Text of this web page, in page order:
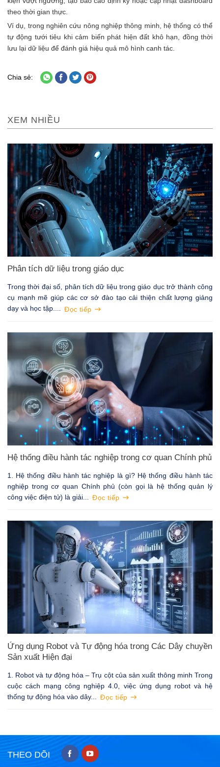
theo thời gian thực.
Ví dụ, trong nghiên cứu nông nghiệp thông minh, hệ thống có thể
tự động tưới tiêu khi cảm biến phát hiện đất khô hạn, đồng thời
lưu lại dữ liệu để đánh giá hiệu quả mô hình canh tác.
Chia sẻ:
XEM NHIỀU
Phân tích dữ liệu trong giáo dục
Trong thời đại số, phân tích dữ liệu trong giáo dục trở thành công
cụ mạnh mẽ giúp các cơ sở đào tạo cải thiện chất lượng giảng
dạy và học tập.... Đọc tiếp
Hệ thống điều hành tác nghiệp trong cơ quan Chính phủ
1. Hệ thống điều hành tác nghiệp là gì? Hệ thống điều hành tác
nghiệp trong cơ quan Chính phủ (còn gọi là hệ thống quản lý
công việc điện tử) là giải...
Đọc tiếp
Ứng dụng Robot và Tự động hóa trong Các Dây chuyền
Sản xuất Hiện đại
1. Robot và tự động hóa – Trụ cột của sản xuất thông minh Trong
cuộc cách mạng công nghiệp 4.0, việc ứng dụng robot và hệ
thống tự động hóa vào dây...
Đọc tiếp
THEO DÕI